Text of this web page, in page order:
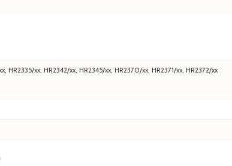
HR2335/xx, HR2342/xx, HR2345/xx, HR2370/xx, HR2371/xx, HR2372/xx